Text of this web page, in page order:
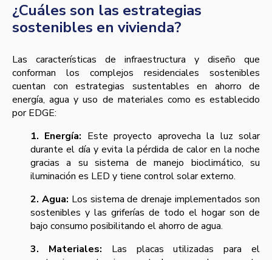
¿Cuáles son las estrategias
sostenibles en vivienda?
Las características de infraestructura y diseño que
conforman los complejos residenciales sostenibles
cuentan con estrategias sustentables en ahorro de
energía, agua y uso de materiales como es establecido
por EDGE:
1. Energía: Este proyecto aprovecha la luz solar
durante el día y evita la pérdida de calor en la noche
gracias a su sistema de manejo bioclimático, su
iluminación es LED y tiene control solar externo.
2. Agua: Los sistema de drenaje implementados son
sostenibles y las griferías de todo el hogar son de
bajo consumo posibilitando el ahorro de agua.
3. Materiales: Las placas utilizadas para el